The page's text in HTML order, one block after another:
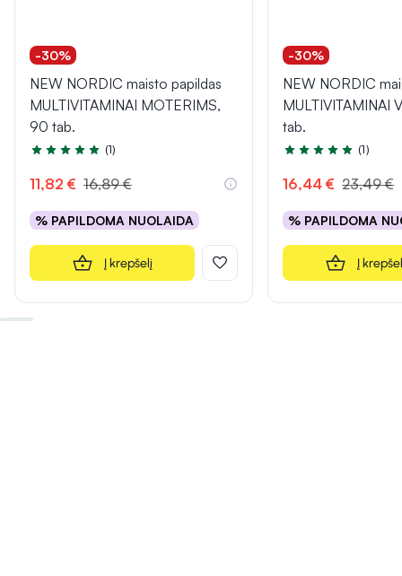
-30%
NEW NORDIC maisto papildas
MULTIVITAMINAI MOTERIMS,
90 tab.
Įvertinimas 5.0 iš 5
(1)
11,82 € 16,89 €
% PAPILDOMA NUOLAIDA
Į krepšelį
-30%
NEW NORDIC
MULTIVITAMINAI
tab.
Įvertinimas 5.0 iš 5
(1)
16,44 € 23,49 €
% PAPILDOMA
Į